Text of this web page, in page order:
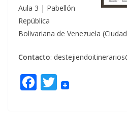
Aula 3 | Pabellón
República
Bolivariana de Venezuela
Contacto:
F T